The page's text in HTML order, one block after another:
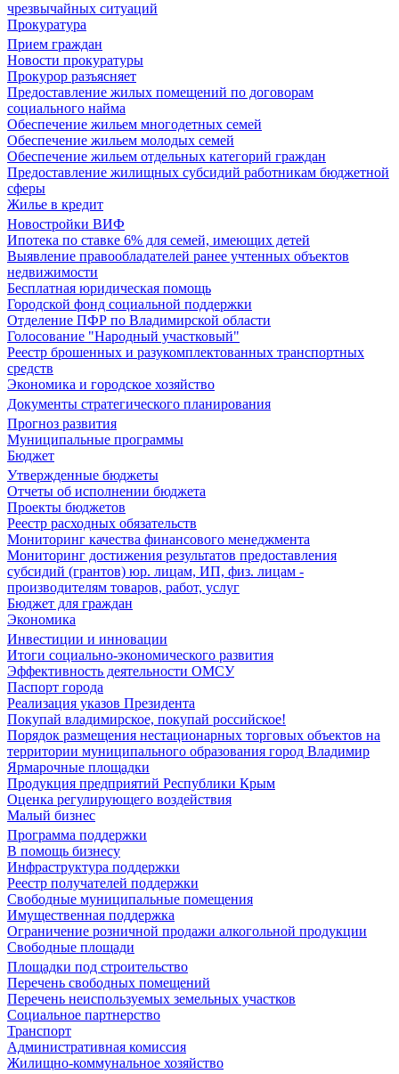
чрезвычайных ситуаций
Прокуратура
Прием граждан
Новости прокуратуры
Прокурор разъясняет
Предоставление жилых помещений по договорам
социального найма
Обеспечение жильем многодетных семей
Обеспечение жильем молодых семей
Обеспечение жильем отдельных категорий граждан
Предоставление жилищных субсидий работникам бюджетной
сферы
Жилье в кредит
Новостройки ВИФ
Ипотека по ставке 6% для семей, имеющих детей
Выявление правообладателей ранее учтенных объектов
недвижимости
Бесплатная юридическая помощь
Городской фонд социальной поддержки
Отделение ПФР по Владимирской области
Голосование "Народный участковый"
Реестр брошенных и разукомплектованных транспортных
средств
Экономика и городское хозяйство
Документы стратегического планирования
Прогноз развития
Муниципальные программы
Бюджет
Утвержденные бюджеты
Отчеты об исполнении бюджета
Проекты бюджетов
Реестр расходных обязательств
Мониторинг качества финансового менеджмента
Мониторинг достижения результатов предоставления
субсидий (грантов) юр. лицам, ИП, физ. лицам -
производителям товаров, работ, услуг
Бюджет для граждан
Экономика
Инвестиции и инновации
Итоги социально-экономического развития
Эффективность деятельности ОМСУ
Паспорт города
Реализация указов Президента
Покупай владимирское, покупай российское!
Порядок размещения нестационарных торговых объектов на
территории муниципального образования город Владимир
Ярмарочные площадки
Продукция предприятий Республики Крым
Оценка регулирующего воздействия
Малый бизнес
Программа поддержки
В помощь бизнесу
Инфраструктура поддержки
Реестр получателей поддержки
Свободные муниципальные помещения
Имущественная поддержка
Ограничение розничной продажи алкогольной продукции
Свободные площади
Площадки под строительство
Перечень свободных помещений
Перечень неиспользуемых земельных участков
Социальное партнерство
Транспорт
Административная комиссия
Жилищно-коммунальное хозяйство